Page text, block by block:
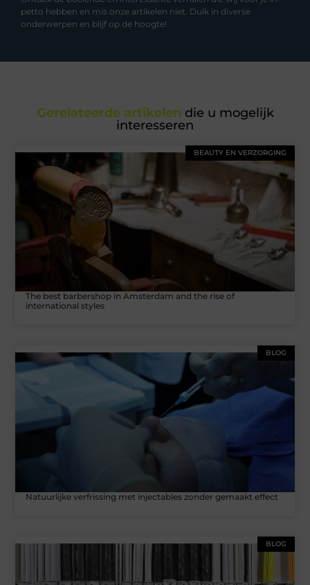
petto hebben en mis onze artikelen niet. Duik in diverse
onderwerpen en blijf op de hoogte!
Gerelateerde artikelen die u mogelijk
interesseren
BEAUTY EN VERZORGING
The best barbershop in Amsterdam and the rise of
international styles
BLOG
Natuurlijke verfrissing met injectables zonder gemaakt effect
BLOG